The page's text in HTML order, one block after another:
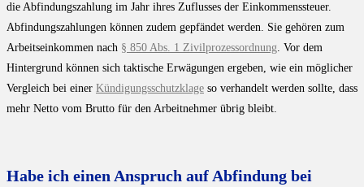
die Abfindungszahlung im Jahr ihres Zuflusses der Einkommenssteuer.
Abfindungszahlungen können zudem gepfändet werden. Sie gehören zum
Arbeitseinkommen nach § 850 Abs. 1 Zivilprozessordnung. Vor dem
Hintergrund können sich taktische Erwägungen ergeben, wie ein möglicher
Vergleich bei einer Kündigungsschutzklage so verhandelt werden sollte, dass
mehr Netto vom Brutto für den Arbeitnehmer übrig bleibt.
Habe ich einen Anspruch auf Abfindung bei